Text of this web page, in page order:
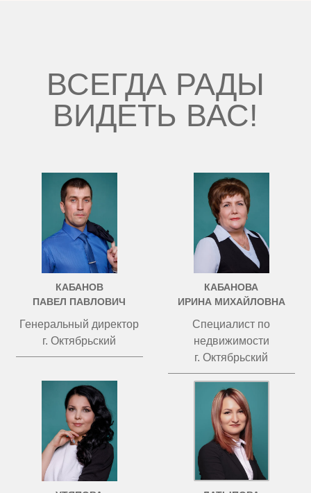
ВСЕГДА РАДЫ
ВИДЕТЬ ВАС!
КАБАНОВ
ПАВЕЛ ПАВЛОВИЧ
Генеральный директор
г. Октябрьский
КАБАНОВА
ИРИНА МИХАЙЛОВНА
Специалист по
недвижимости
г. Октябрьский